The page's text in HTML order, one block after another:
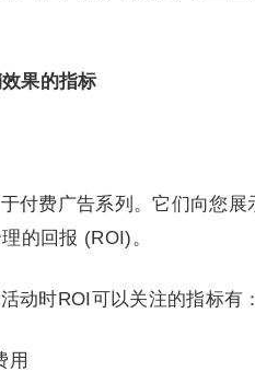
果的指标
付费广告系列。它们向您
的回报 (ROI)。
动时ROI可以关注的指标有：
用